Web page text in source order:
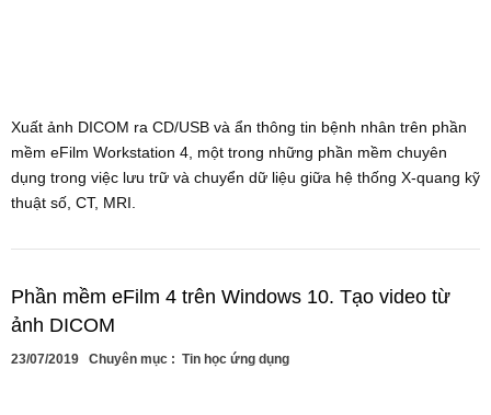
Xuất ảnh DICOM ra CD/USB và ẩn thông tin bệnh nhân trên phần
mềm eFilm Workstation 4, một trong những phần mềm chuyên
dụng trong việc lưu trữ và chuyển dữ liệu giữa hệ thống X-quang kỹ
thuật số, CT, MRI.
Phần mềm eFilm 4 trên Windows 10. Tạo video từ
ảnh DICOM
23/07/2019 Chuyên mục : Tin học ứng dụng